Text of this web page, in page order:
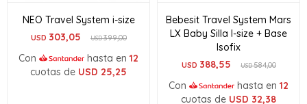
NEO Travel System i-size
USD 303,05 USD399,00
Con hasta en 12
cuotas de USD 25,25
Bebesit Travel System Mars
LX Baby Silla I-size + Base
Isofix
USD 388,55 USD584,00
Con hasta en 12
cuotas de USD 32,38